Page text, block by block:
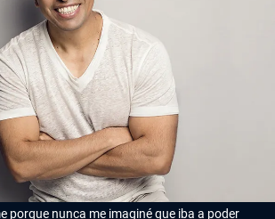
porque nunca me imaginé que iba a poder